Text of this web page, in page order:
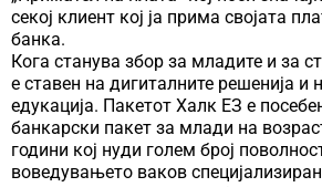
секој клиент кој ја прима својата
банка.
Кога станува збор за младите и за
е ставен на дигиталните решенија и
едукација. Пакетот Халк ЕЗ е
банкарски пакет за млади на
години кој нуди голем број
воведувањето ваков